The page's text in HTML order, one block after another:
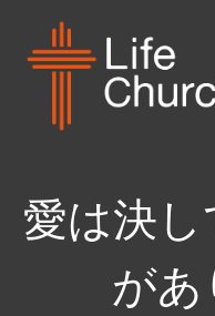
愛は決
が